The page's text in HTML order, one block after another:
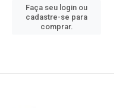
Faça seu login ou
cadastre-se para
comprar.